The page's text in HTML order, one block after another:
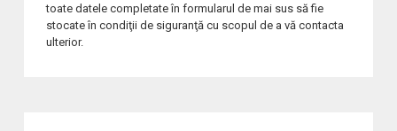
toate datele completate în formularul de mai sus să fie
stocate în condiţii de siguranţă cu scopul de a vă contacta
ulterior.